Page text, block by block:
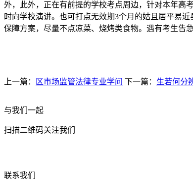
外，此外，正在有前提的学校考点周边，针对本年高
时向学校演讲。也可打点无效期3个月的姑且居平易
保障方案，尽量不点凉菜、烧烤类食物。遇有考生告
上一篇： 区市场监管法律专业学问 下一篇： 生若何分
与我们一起
扫描二维码关注我们
联系我们